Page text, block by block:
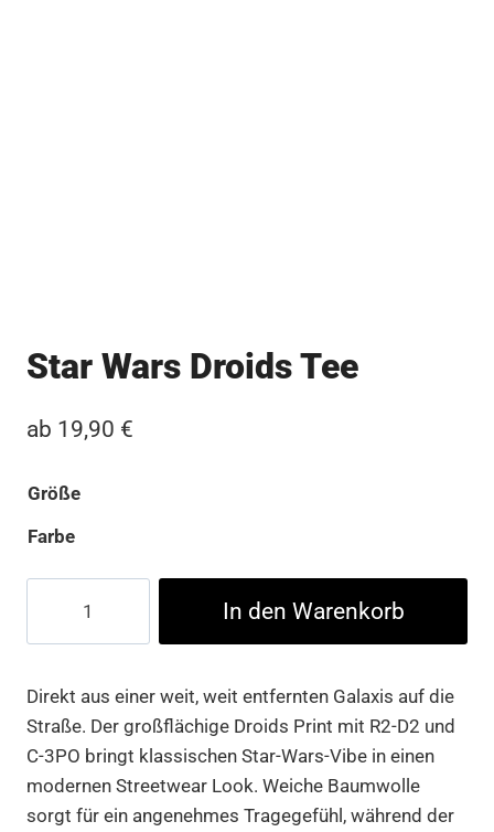
Star Wars Droids Tee
ab 19,90 €
Größe
Farbe
Droids
Menge
In den Warenkorb
Direkt aus einer weit, weit entfernten Galaxis auf die
Straße. Der großflächige Droids Print mit R2-D2 und
C-3PO bringt klassischen Star-Wars-Vibe in einen
modernen Streetwear Look. Weiche Baumwolle
sorgt für ein angenehmes Tragegefühl, während der